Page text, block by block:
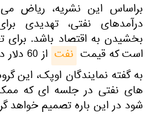
براساس این نشریه، ریاض
درآمدهای نفتی، تهدیدی
بخشیدن به اقتصاد باشد. برای
است که قیمت نفت از 60 دلار در هر بشکه بیشتر باشد.
به گفته نمایندگان اوپک، این
های نفتی در جلسه ای که
شود در این باره تصمیم خواهد